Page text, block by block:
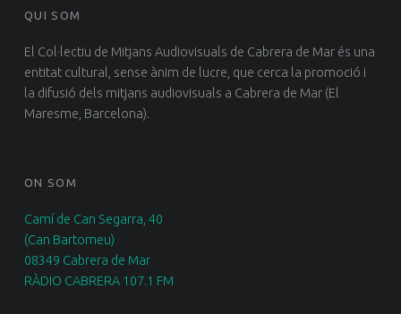
QUI SOM
El Col·lectiu de Mitjans Audiovisuals de Cabrera de Mar és una
entitat cultural, sense ànim de lucre, que cerca la promoció i
la difusió dels mitjans audiovisuals a Cabrera de Mar (El
Maresme, Barcelona).
ON SOM
Camí de Can Segarra, 40
(Can Bartomeu)
08349 Cabrera de Mar
RÀDIO CABRERA 107.1 FM